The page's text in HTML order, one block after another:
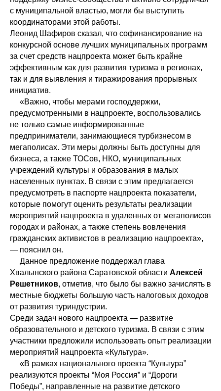
с муниципальной властью, могли бы выступить
координаторами этой работы.
Леонид Шафиров сказал, что софинансирование на
конкурсной основе лучших муниципальных программ
за счет средств нацпроекта может быть крайне
эффективным как для развития туризма в регионах,
так и для выявления и тиражирования прорывных
инициатив.
«Важно, чтобы мерами господдержки,
предусмотренными в нацпроекте, воспользовались
не только самые информированные
предприниматели, занимающиеся турбизнесом в
мегаполисах. Эти меры должны быть доступны для
бизнеса, а также ТОСов, НКО, муниципальных
учреждений культуры и образования в малых
населенных пунктах. В связи с этим предлагается
предусмотреть в паспорте нацпроекта показатели,
которые помогут оценить результаты реализации
мероприятий нацпроекта в удаленных от мегаполисов
городах и районах, а также степень вовлечения
гражданских активистов в реализацию нацпроекта»,
— пояснил он.
Данное предложение поддержал глава
Хвалынского района Саратовской области Алексей
Решетников, отметив, что было бы важно зачислять в
местные бюджеты большую часть налоговых доходов
от развития туриндустрии.
Среди задач нового нацпроекта — развитие
образовательного и детского туризма. В связи с этим
участники предложили использовать опыт реализации
мероприятий нацпроекта «Культура».
«В рамках национального проекта “Культура”
реализуются проекты “Моя Россия” и “Дороги
Победы”, направленные на развитие детского